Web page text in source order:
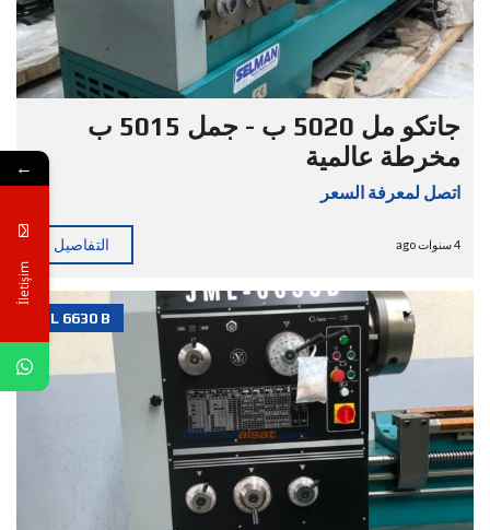
جاتكو مل 5020 ب - جمل 5015 ب
مخرطة عالمية
اتصل لمعرفة السعر
4 سنوات ago التفاصيل
JML 6630 B
←
İletişim